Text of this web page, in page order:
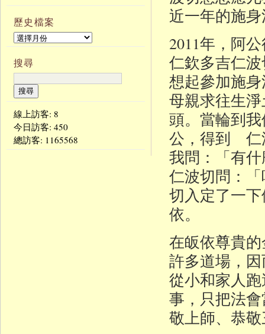
近一年的施
2011年，阿
仁欽多吉仁
想起參加施
母親求往生
頭。當輪到
公，得到 仁
我問：「有
仁波切問：
切入定了一
依。
在皈依尊貴
許多道場，
從小和家人
事，只把法
敬上師、恭
歷史檔案
搜尋
線上訪客: 8
今日訪客: 450
總訪客: 1165568